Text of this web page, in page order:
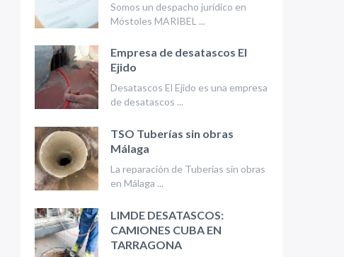
Somos un despacho jurídico en
Móstoles MARIBEL ...
Empresa de desatascos El
Ejido
Desatascos El Ejido es una empresa
de desatascos ...
TSO Tuberías sin obras
Málaga
La reparación de Tuberías sin obras
en Málaga ...
LIMDE DESATASCOS:
CAMIONES CUBA EN
TARRAGONA